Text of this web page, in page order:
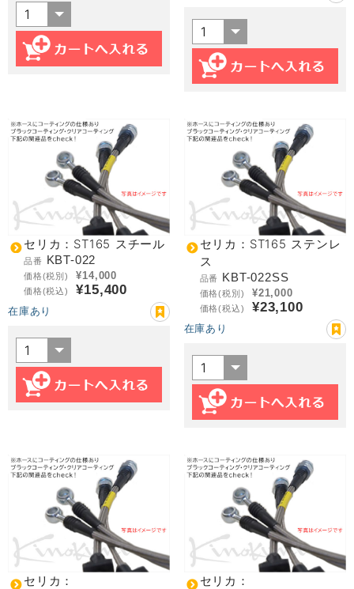
セリカ：ST165 スチール
品番 KBT-022
価格(税別) ¥14,000
価格(税込) ¥15,400
在庫あり
セリカ：ST165 ステンレ
ス
品番 KBT-022SS
価格(税別) ¥21,000
価格(税込) ¥23,100
在庫あり
セリカ：
セリカ：